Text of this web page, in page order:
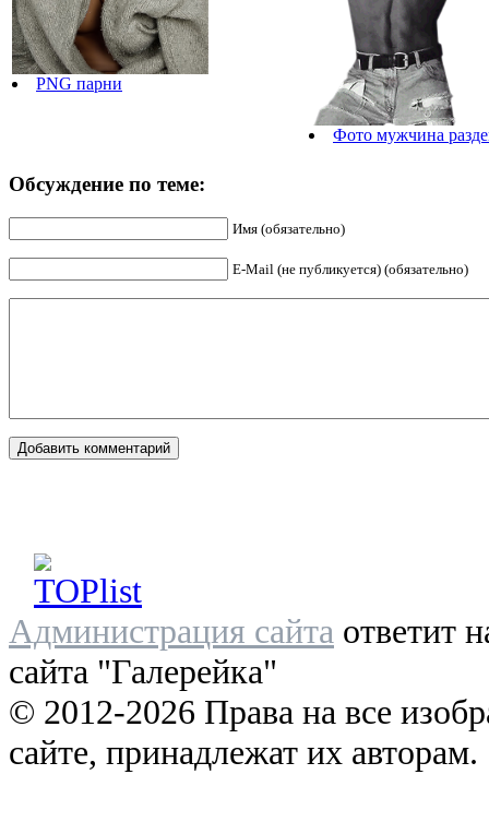
PNG парни
Фото мужчина
Обсуждение по теме:
Имя (обязательно)
E-Mail (не публикуется) (обязательно)
Администрация сайта ответит
сайта "Галерейка"
© 2012-2026 Права на все
сайте, принадлежат их авторам.